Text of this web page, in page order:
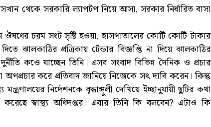
থেকে সরকারি ল্যাপটপ নিয়ে আসা, সরকার নির্ধারিত বাসা
ঔষধের চরম সংট সৃষ্টি হওয়া, হাসপাতালের কোটি কোটি টাকার
ঝালকাঠির প্রত্রিকায় টেন্ডার বিজ্ঞপ্তি না দিয়ে ঝালকাঠির
কওে যাচ্ছেন তিনি। এসব সংবাদ বিভিন্ন দৈনিক ও প্রচার
অপপ্রচার করে প্রতিবাদ জানিয়ে নিজেকে সৎ দাবি করেন। কিন্তু
নির্দেশনকে বৃদ্ধাঙ্গুলী দেখিয়ে ইচ্ছানুযায়ী ছুটির কথা
স্বাস্থ্য অধিদপ্তর। এবার তিনি কি বলবেন? এটাও কি